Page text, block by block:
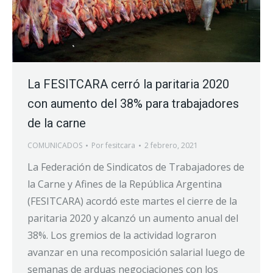
La FESITCARA cerró la paritaria 2020
con aumento del 38% para trabajadores
de la carne
COMUNICADOS Porfesitcara 2 febrero, 2021
La Federación de Sindicatos de Trabajadores de
la Carne y Afines de la República Argentina
(FESITCARA) acordó este martes el cierre de la
paritaria 2020 y alcanzó un aumento anual del
38%. Los gremios de la actividad lograron
avanzar en una recomposición salarial luego de
semanas de arduas negociaciones con los